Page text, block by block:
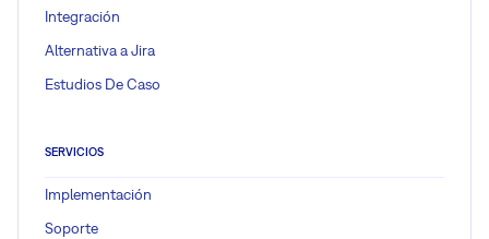
Integración
Alternativa a Jira
Estudios De Caso
SERVICIOS
Implementación
Soporte